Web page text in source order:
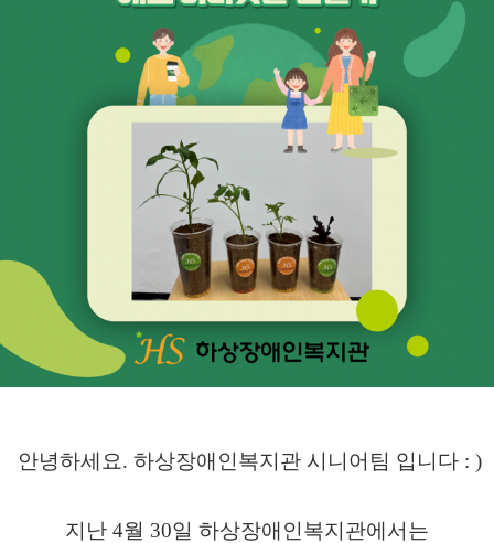
안녕하세요. 하상장애인복지관 시니어팀 입니다 : )
지난 4월 30일 하상장애인복지관에서는